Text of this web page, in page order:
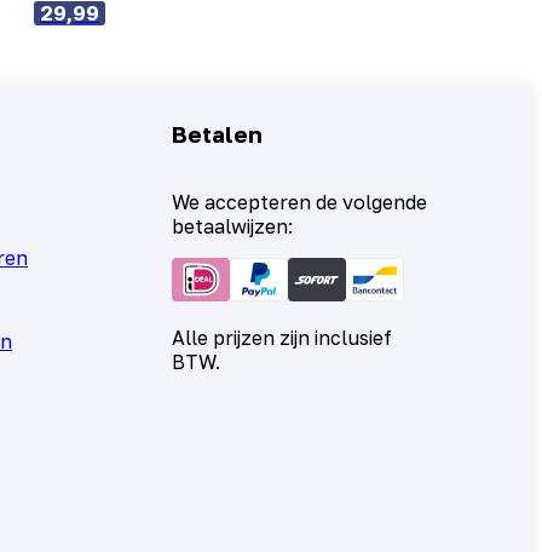
29,99
Betalen
We accepteren de volgende
betaalwijzen:
Alle prijzen zijn inclusief
BTW.